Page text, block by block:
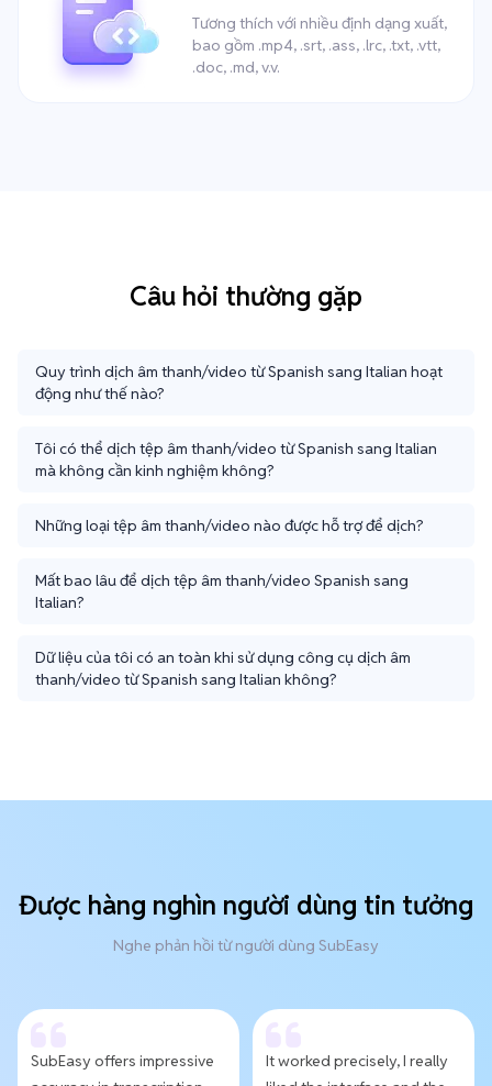
Tương thích với nhiều định dạng xuất,
bao gồm .mp4, .srt, .ass, .lrc, .txt, .vtt,
.doc, .md, v.v.
Câu hỏi thường gặp
Quy trình dịch âm thanh/video từ Spanish sang Italian hoạt
động như thế nào?
Tôi có thể dịch tệp âm thanh/video từ Spanish sang Italian
mà không cần kinh nghiệm không?
Những loại tệp âm thanh/video nào được hỗ trợ để dịch?
Mất bao lâu để dịch tệp âm thanh/video Spanish sang
Italian?
Dữ liệu của tôi có an toàn khi sử dụng công cụ dịch âm
thanh/video từ Spanish sang Italian không?
Được hàng nghìn người dùng tin tưởng
Nghe phản hồi từ người dùng SubEasy
SubEasy offers impressive
It worked precisely, I really